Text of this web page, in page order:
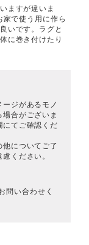
ますが違いま
で使う用に作ら
いです。ラグと
に巻き付けたり
ジがあるモノ
合がございま
てご確認くだ
についてご了
ください。
問い合わせく